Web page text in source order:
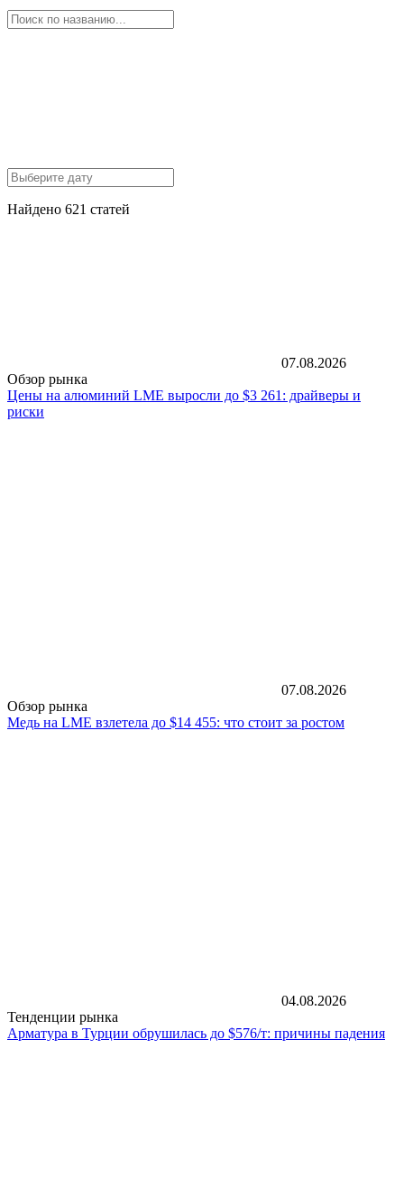
Найдено 621 статей
07.08.2026
Обзор рынка
Цены на алюминий LME выросли до $3 261: драйверы и
риски
07.08.2026
Обзор рынка
Медь на LME взлетела до $14 455: что стоит за ростом
04.08.2026
Тенденции рынка
Арматура в Турции обрушилась до $576/т: причины падения